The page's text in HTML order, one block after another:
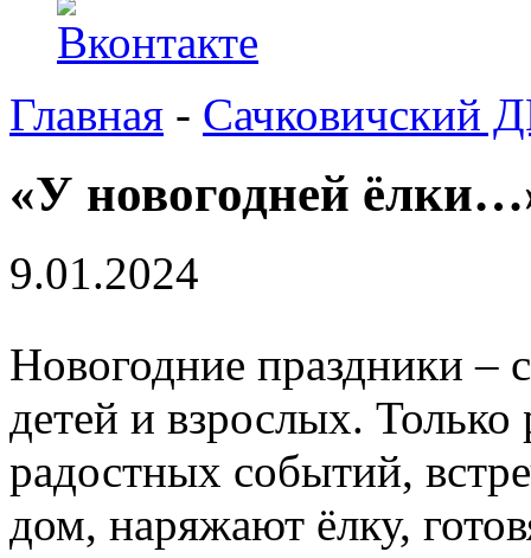
Главная - Сачковичский
«У новогодней
9.01.2024
Новогодние праздники –
детей и взрослых. Только
радостных событий,
дом, наряжают ёлку,